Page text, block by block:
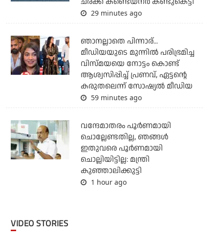
29 minutes ago
ഞാനല്ലാതെ പിന്നാര്...
മീഡിയയുടെ മുന്നില്‍ പരിഭ്രമിച്ച
വിസ്മയയെ നോട്ടം കൊണ്ട്
ആശ്വസിപ്പിച്ച് പ്രണവ്, ഏട്ടന്റെ
കരുതലെന്ന് സോഷ്യല്‍ മീഡിയ
59 minutes ago
വന്ദേമാതരം പൂര്‍ണമായി
ചൊല്ലേണ്ടതില്ല, ഞങ്ങള്‍
ഇതുവരെ പൂര്‍ണമായി
ചൊല്ലിയിട്ടില്ല: മന്ത്രി
കുഞ്ഞാലിക്കുട്ടി
1 hour ago
VIDEO STORIES